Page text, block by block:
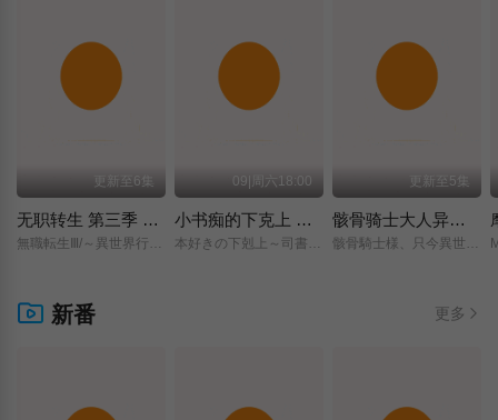
更新至6集
无职转生 第三季 ～到了异世界就拿出真本事～
無職転生Ⅲ/～異世界行ったら本気だす～/
09|周六18:00
小书痴的下克上 〜为了成为图书管理员而不择手段〜 领主的养女
本好きの下剋上～司書になるためには手段を選んでいられません～/領主の養女/
更新至5集
骸骨骑士大人异世界冒险中 第二季
骸骨騎士様、只今異世界へお出掛け中Ⅱ/
新番 更多